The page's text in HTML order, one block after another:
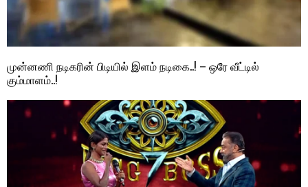
முன்னணி நடிகரின் பிடியில் இளம் நடிகை..! – ஒரே வீட்டில்
கும்மாளம்..!